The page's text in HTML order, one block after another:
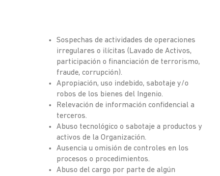
Sospechas de actividades de operaciones
irregulares o ilícitas (Lavado de Activos,
participación o financiación de terrorismo,
fraude, corrupción).
Apropiación, uso indebido, sabotaje y/o
robos de los bienes del Ingenio.
Relevación de información confidencial a
terceros.
Abuso tecnológico o sabotaje a productos y
activos de la Organización.
Ausencia u omisión de controles en los
procesos o procedimientos.
Abuso del cargo por parte de algún